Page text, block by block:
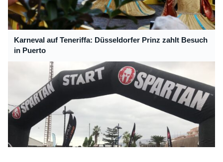
Karneval auf Teneriffa: Düsseldorfer Prinz zahlt Besuch
in Puerto